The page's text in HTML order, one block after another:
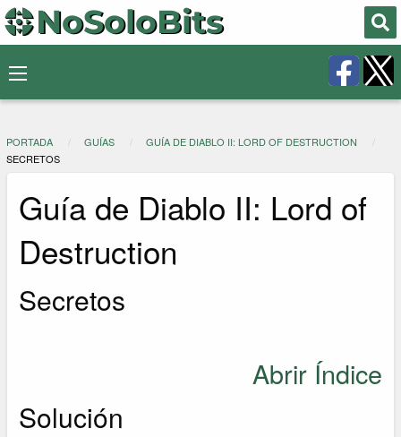
PORTADA GUÍAS
GUÍA DE DIABLO II: LORD OF DESTRUCTION
SECRETOS
Guía de Diablo II: Lord of
Destruction
Secretos
Abrir Índice
Solución